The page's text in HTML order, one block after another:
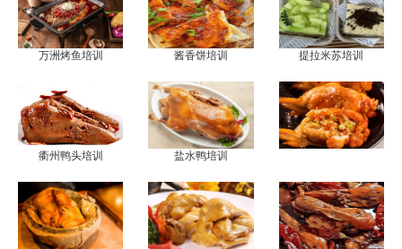
万洲烤鱼培训 酱香饼培训 提拉米苏培训
衢州鸭头培训 盐水鸭培训